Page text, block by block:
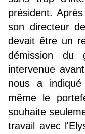
président.
son directeur
devait être un
démission du
intervenue
nous a
même le
souhaite
travail avec